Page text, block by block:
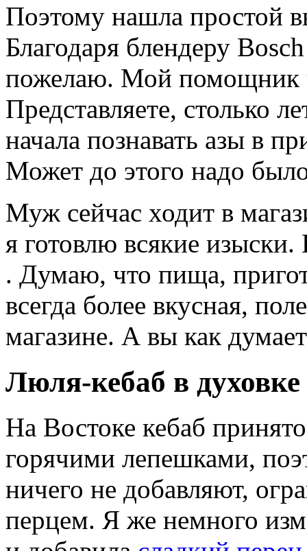
Поэтому нашла простой
Благодаря блендеру
пожелаю. Мой помощник
Представляете, столько
начала познавать азы в
Может до этого надо
Муж сейчас ходит в
я готовлю всякие изыски.
. Думаю, что пища,
всегда более вкусная,
магазине. А вы как
Люля-кебаб в духовке
На Востоке кебаб
горячими лепешками,
ничего не добавляют,
перцем. Я же немного